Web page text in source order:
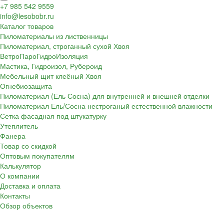
+7 985 542 9559
info@lesobobr.ru
Каталог товаров
Пиломатериалы из лиственницы
Пиломатериал, строганный сухой Хвоя
ВетроПароГидроИзоляция
Мастика, Гидроизол, Рубероид
Мебельный щит клеёный Хвоя
Огнебиозащита
Пиломатериал (Ель Сосна) для внутренней и внешней отделки
Пиломатериал Ель/Сосна нестроганый естественной влажности
Сетка фасадная под штукатурку
Утеплитель
Фанера
Товар со скидкой
Оптовым покупателям
Калькулятор
О компании
Доставка и оплата
Контакты
Обзор объектов